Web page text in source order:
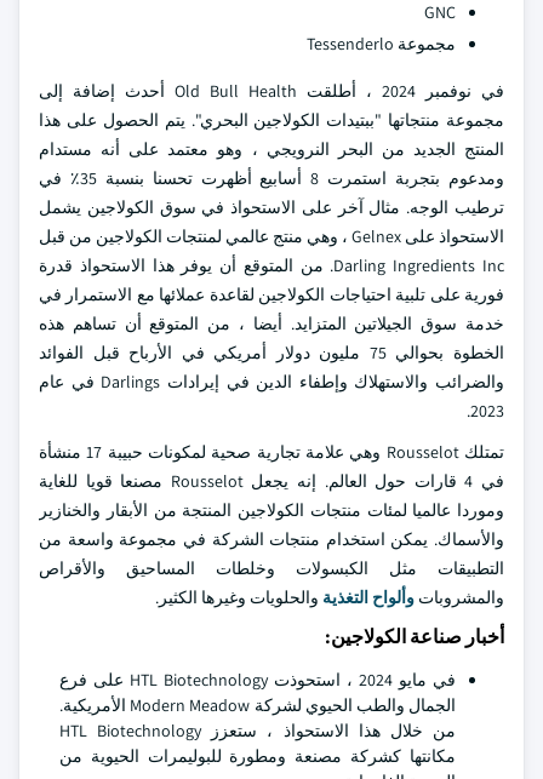
GNC
مجموعة Tessenderlo
في نوفمبر 2024 ، أطلقت Old Bull Health أحدث إضافة إلى
مجموعة منتجاتها "ببتيدات الكولاجين البحري". يتم الحصول على هذا
المنتج الجديد من البحر النرويجي ، وهو معتمد على أنه مستدام
ومدعوم بتجربة استمرت 8 أسابيع أظهرت تحسنا بنسبة 35٪ في
ترطيب الوجه. مثال آخر على الاستحواذ في سوق الكولاجين يشمل
الاستحواذ على Gelnex ، وهي منتج عالمي لمنتجات الكولاجين من قبل
Darling Ingredients Inc. من المتوقع أن يوفر هذا الاستحواذ قدرة
فورية على تلبية احتياجات الكولاجين لقاعدة عملائها مع الاستمرار في
خدمة سوق الجيلاتين المتزايد. أيضا ، من المتوقع أن تساهم هذه
الخطوة بحوالي 75 مليون دولار أمريكي في الأرباح قبل الفوائد
والضرائب والاستهلاك وإطفاء الدين في إيرادات Darlings في عام
2023.
تمتلك Rousselot وهي علامة تجارية صحية لمكونات حبيبة 17 منشأة
في 4 قارات حول العالم. إنه يجعل Rousselot مصنعا قويا للغاية
وموردا عالميا لمئات منتجات الكولاجين المنتجة من الأبقار والخنازير
والأسماك. يمكن استخدام منتجات الشركة في مجموعة واسعة من
التطبيقات مثل الكبسولات وخلطات المساحيق والأقراص
والمشروبات وألواح التغذية والحلويات وغيرها الكثير.
أخبار صناعة الكولاجين:
في مايو 2024 ، استحوذت HTL Biotechnology على فرع
الجمال والطب الحيوي لشركة Modern Meadow الأمريكية.
من خلال هذا الاستحواذ ، ستعزز HTL Biotechnology
مكانتها كشركة مصنعة ومطورة للبوليمرات الحيوية من